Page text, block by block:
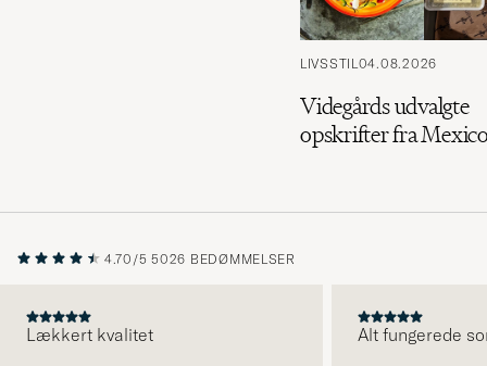
LIVSSTIL04.08.2026
Videgårds udvalgte
opskrifter fra
4.70/5 5026 BEDØMMELSER
Lækkert kvalitet Alt fungerede